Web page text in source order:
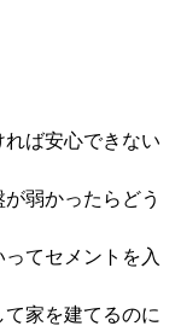
ば安心できない
弱かったらどう
てセメントを入
家を建てるのに